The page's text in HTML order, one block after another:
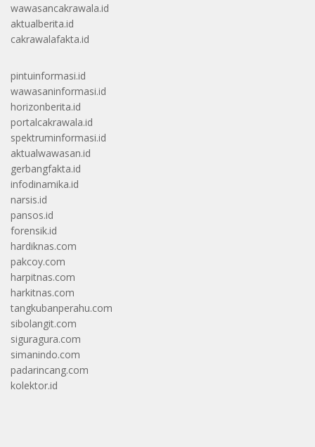
wawasancakrawala.id
aktualberita.id
cakrawalafakta.id
pintuinformasi.id
wawasaninformasi.id
horizonberita.id
portalcakrawala.id
spektruminformasi.id
aktualwawasan.id
gerbangfakta.id
infodinamika.id
narsis.id
pansos.id
forensik.id
hardiknas.com
pakcoy.com
harpitnas.com
harkitnas.com
tangkubanperahu.com
sibolangit.com
siguragura.com
simanindo.com
padarincang.com
kolektor.id